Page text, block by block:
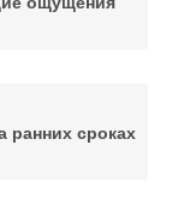
ранних сроках